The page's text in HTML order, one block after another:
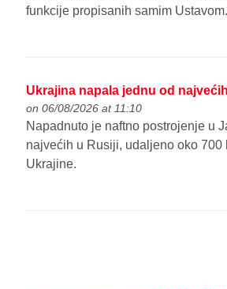
funkcije propisanih samim Ustavom.
Ukrajina napala jednu od
on 06/08/2026 at 11:10
Napadnuto je naftno postrojenje u
najvećih u Rusiji, udaljeno oko 700
Ukrajine.